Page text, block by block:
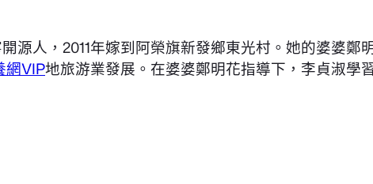
源人，2011年嫁到阿榮旗新發鄉東光村。她的婆婆
網VIP地旅游業發展。在婆婆鄭明花指導下，李貞淑學